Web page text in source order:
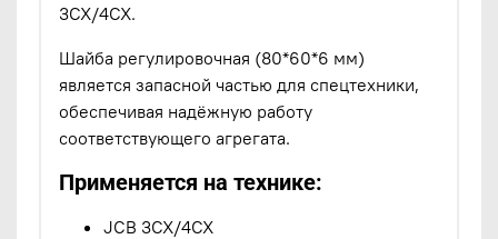
3CX/4CX.
Шайба регулировочная (80*60*6 мм)
является запасной частью для спецтехники,
обеспечивая надёжную работу
соответствующего агрегата.
Применяется на технике:
JCB 3CX/4CX